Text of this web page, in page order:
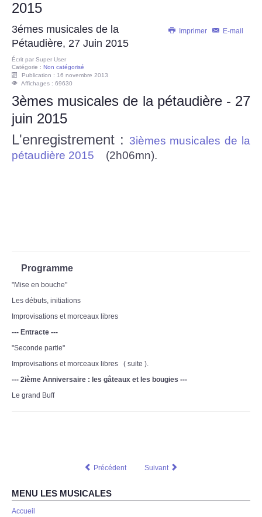
2015
Imprimer E-mail
3émes musicales de la
Pétaudière, 27 Juin 2015
Écrit par Super User
Catégorie : Non catégorisé
Publication : 16 novembre 2013
Affichages : 69630
3èmes musicales de la pétaudière - 27
juin 2015
L'enregistrement : 3ièmes musicales de la
pétaudière 2015 (2h06mn).
Programme
"Mise en bouche"
Les débuts, initiations
Improvisations et morceaux libres
--- Entracte ---
"Seconde partie"
Improvisations et morceaux libres ( suite ).
--- 2ième Anniversaire : les gâteaux et les bougies ---
Le grand Buff
Précédent Suivant
MENU LES MUSICALES
Accueil